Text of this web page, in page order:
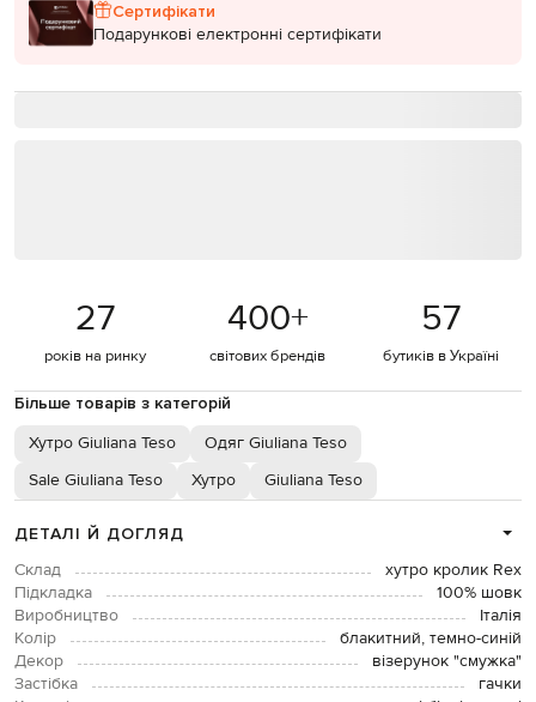
Сертифікати
Подарункові електронні сертифікати
27
років на ринку
400+
світових брендів
57
бутиків в Україні
Більше товарів з категорій
Хутро Giuliana Teso
Одяг Giuliana Teso
Sale Giuliana Teso
Хутро Giuliana Teso
ДЕТАЛІ Й ДОГЛЯД
Склад
хутро кролик Rex
Підкладка
100% шовк
Виробництво
Італія
Колір
блакитний, темно-синій
Декор
візерунок "смужка"
Застібка
гачки